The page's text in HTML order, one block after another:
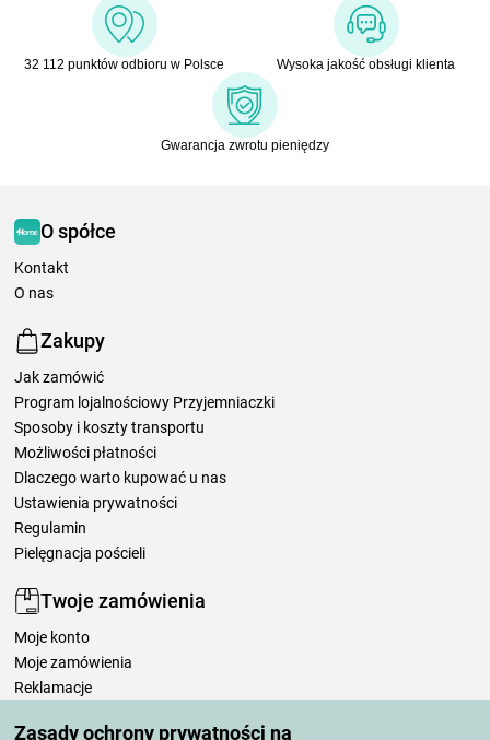
Zasady ochrony prywatności na
32 112 punktów odbioru w Polsce Wysoka jakość obsługi klienta
Gwarancja zwrotu pieniędzy
O spółce
Kontakt
O nas
Zakupy
Jak zamówić
Program lojalnościowy Przyjemniaczki
Sposoby i koszty transportu
Możliwości płatności
Dlaczego warto kupować u nas
Ustawienia prywatności
Regulamin
Pielęgnacja pościeli
Twoje zamówienia
Moje konto
Moje zamówienia
Reklamacje